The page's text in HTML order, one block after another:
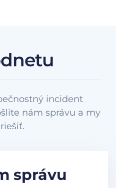
incident
nám správu a my
správu